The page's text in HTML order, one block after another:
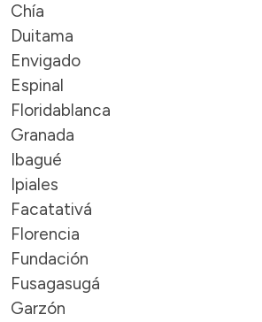
Chía
Duitama
Envigado
Espinal
Floridablanca
Granada
Ibagué
Ipiales
Facatativá
Florencia
Fundación
Fusagasugá
Garzón